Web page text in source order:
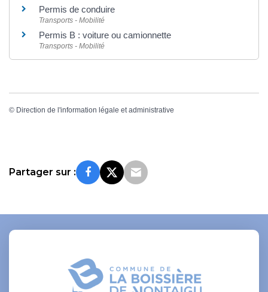
Permis de conduire
Transports - Mobilité
Permis B : voiture ou camionnette
Transports - Mobilité
© Direction de l'information légale et administrative
Partager sur :